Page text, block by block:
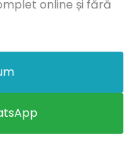
online și fără